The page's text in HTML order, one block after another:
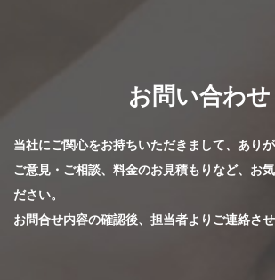
お問い合わせ
当社にご関心をお持ちいただきまして、ありが
ご意見・ご相談、料金のお見積もりなど、お
ださい。
お問合せ内容の確認後、担当者よりご連絡させ